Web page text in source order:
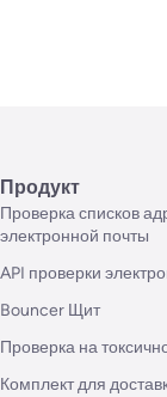
Продукт
Проверка списков
электронной почты
API проверки
Bouncer Щит
Проверка на
Комплект для